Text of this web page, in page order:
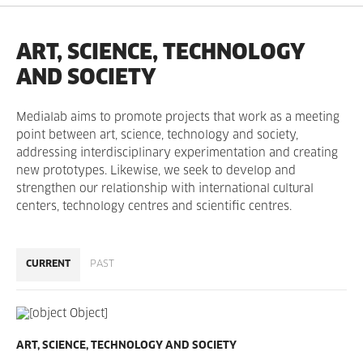
ART, SCIENCE, TECHNOLOGY
AND SOCIETY
Medialab aims to promote projects that work as a meeting
point between art, science, technology and society,
addressing interdisciplinary experimentation and creating
new prototypes. Likewise, we seek to develop and
strengthen our relationship with international cultural
centers, technology centres and scientific centres.
CURRENT PAST
ART, SCIENCE, TECHNOLOGY AND SOCIETY